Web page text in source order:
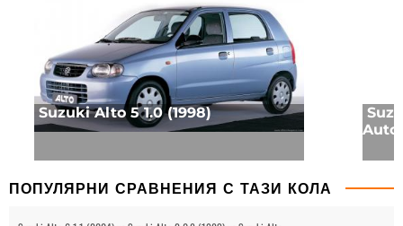
Suzuki Alto 5 1.0 (1998)
ПОПУЛЯРНИ СРАВНЕНИЯ С ТАЗИ КОЛА